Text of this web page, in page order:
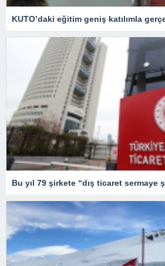
KUTO’daki eğitim geniş katılımla
Bu yıl 79 şirkete “dış ticaret